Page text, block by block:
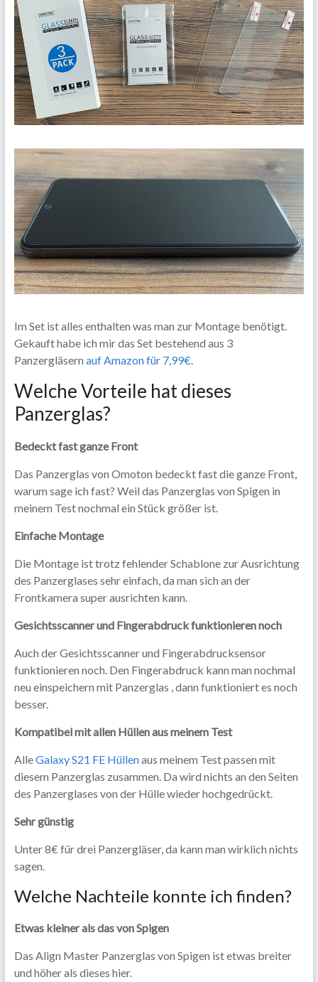
Im Set ist alles enthalten was man zur Montage benötigt.
Gekauft habe ich mir das Set bestehend aus 3
Panzergläsern auf Amazon für 7,99€
Welche Vorteile hat dieses
Panzerglas?
Bedeckt fast ganze Front
Das Panzerglas von Omoton bedeckt fast die ganze Front,
warum sage ich fast? Weil das Panzerglas von Spigen in
meinem Test nochmal ein Stück größer ist.
Einfache Montage
Die Montage ist trotz fehlender Schablone zur Ausrichtung
des Panzerglases sehr einfach, da man sich an der
Frontkamera super ausrichten kann.
Gesichtsscanner und Fingerabdruck funktionieren noch
Auch der Gesichtsscanner und Fingerabdrucksensor
funktionieren noch. Den Fingerabdruck kann man nochmal
neu einspeichern mit Panzerglas , dann funktioniert es noch
besser.
Kompatibel mit allen Hüllen aus meinem Test
AlleGalaxy S21 FE Hüllenaus meinem Test passen mit
diesem Panzerglas zusammen. Da wird nichts an den Seiten
des Panzerglases von der Hülle wieder hochgedrückt.
Sehr günstig
Unter 8€ für drei Panzergläser, da kann man wirklich nichts
sagen.
Welche Nachteile konnte ich finden?
Etwas kleiner als das von Spigen
Das Align Master Panzerglas von Spigen ist etwas breiter
und höher als dieses hier.